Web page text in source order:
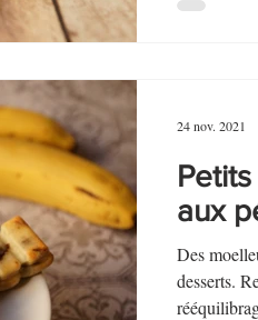
Desserts aux fruits
Entrées froides
aux
Des
desserts.
24 nov. 2021